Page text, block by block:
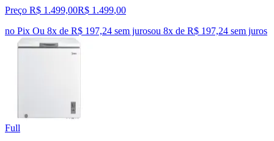
Preço R$ 1.499,00R$ 1.499,00
no Pix Ou 8x de R$ 197,24 sem jurosou 8x de R$ 197,24 sem juros
Full